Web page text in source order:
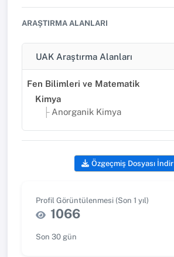
ARAŞTIRMA ALANLARI
UAK Araştırma Alanları
Fen Bilimleri ve Matematik
Kimya
Anorganik Kimya
Özgeçmiş Dosyası İndir
Profil Görüntülenmesi (Son 1 yıl)
1066
Son 30 gün